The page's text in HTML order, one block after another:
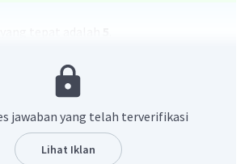
perlu
melakukan perhitungan apapun
soal sudah diketahui persamaan
jawaban yang telah terverifikasi
Lihat Iklan